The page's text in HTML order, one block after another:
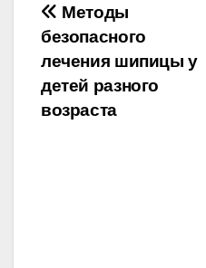
Навигация
по
записям
Методы
безопасного
лечения шипицы у
детей разного
возраста